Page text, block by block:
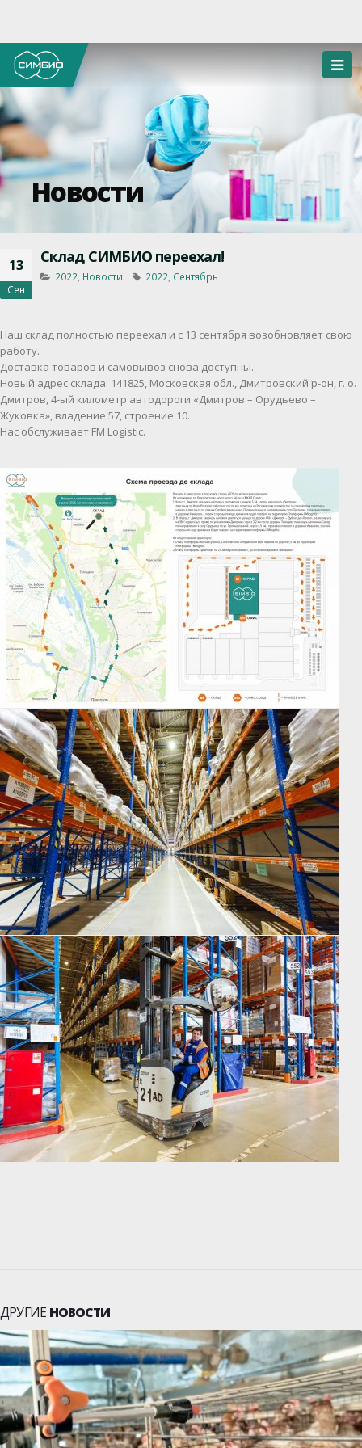
Новости
13
Сен
Cклад СИМБИО переехал!
2022 Новости 2022 Сентябрь
Наш склад полностью переехал и с 13 сентября возобновляет свою
работу.
Доставка товаров и самовывоз снова доступны.
Новый адрес склада: 141825, Московская обл., Дмитровский р-он, г. о.
Дмитров, 4-ый километр автодороги «Дмитров – Орудьево –
Жуковка», владение 57, строение 10.
Нас обслуживает FM Logistic.
ДРУГИЕ НОВОСТИ